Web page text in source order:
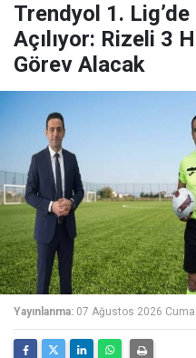
Trendyol 1.
Açılıyor: Rizeli 3
Görev Alacak
Yayınlanma: 07 Ağustos 2026